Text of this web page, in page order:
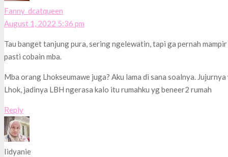
Fanny_dcatqueen
August 1, 2022 5:36 pm
Tau banget tanjung pura, sering ngelewatin, tapi ga pernah
pasti cobain mba.
Mba orang Lhokseumawe juga? Aku lama di sana soalnya.
Lhok, jadinya LBH ngerasa kalo itu rumahku yg beneer2 rumah
Reply
Iidyanie